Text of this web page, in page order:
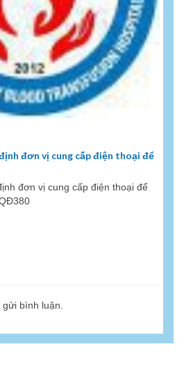
đơn vị cung cấp điện thoại để
đơn vị cung cấp điện thoại để
gửi bình luận.